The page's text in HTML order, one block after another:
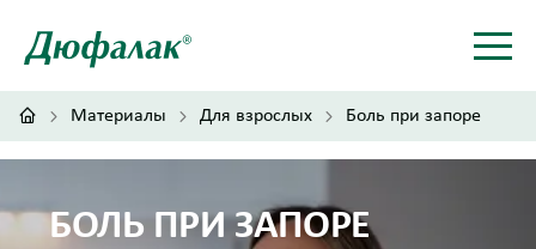
Материалы Для взрослых Боль при запоре
БОЛЬ ПРИ ЗАПОРЕ